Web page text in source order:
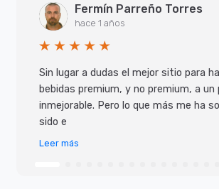
Fermín Parreño Torres
hace 1 años
Sin lugar a dudas el mejor sitio para
bebidas premium, y no premium, a un
inmejorable. Pero lo que más me ha
sido e
Leer más